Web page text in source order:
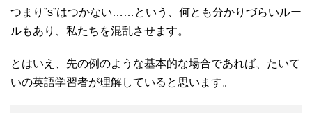
つまり”s”はつかない……という、何とも分かりづらいルー
ルもあり、私たちを混乱させます。
とはいえ、先の例のような基本的な場合であれば、たいて
いの英語学習者が理解していると思います。